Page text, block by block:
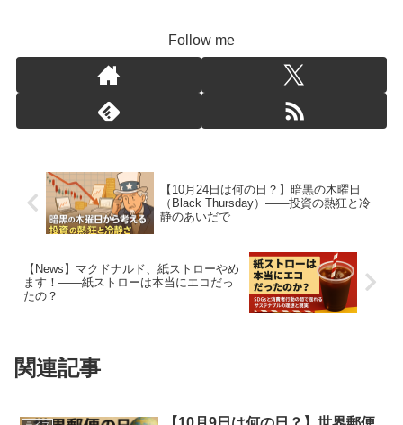
Follow me
【10月24日は何の日？】暗黒の木曜日
（Black Thursday）――投資の熱狂と冷
静のあいだで
【News】マクドナルド、紙ストローやめ
ます！――紙ストローは本当にエコだっ
たの？
関連記事